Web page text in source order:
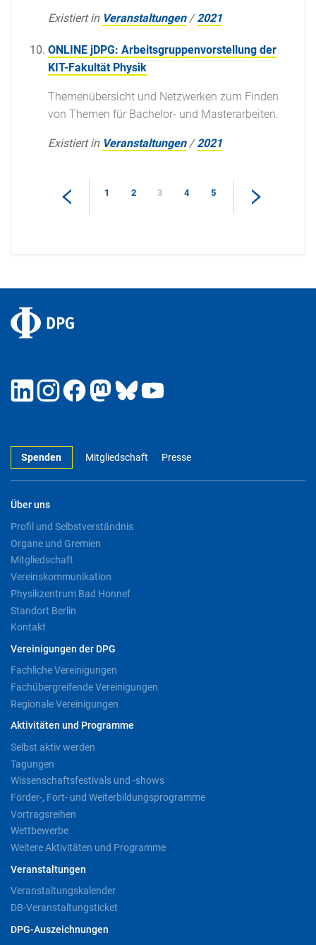
Existiert in Veranstaltungen /2021
ONLINE jDPG: Arbeitsgruppenvorstellung der
KIT-Fakultät Physik
Themenübersicht und Netzwerken zum Finden
von Themen für Bachelor- und Masterarbeiten.
Existiert in Veranstaltungen /2021
1 2 3 4 5
Spenden Mitgliedschaft Presse
Über uns
Profil und Selbstverständnis
Organe und Gremien
Mitgliedschaft
Vereinskommunikation
Physikzentrum Bad Honnef
Standort Berlin
Kontakt
Vereinigungen der DPG
Fachliche Vereinigungen
Fachübergreifende Vereinigungen
Regionale Vereinigungen
Aktivitäten und Programme
Selbst aktiv werden
Tagungen
Wissenschaftsfestivals und -shows
Förder-, Fort- und Weiterbildungsprogramme
Vortragsreihen
Wettbewerbe
Weitere Aktivitäten und Programme
Veranstaltungen
Veranstaltungskalender
DB-Veranstaltungsticket
DPG-Auszeichnungen